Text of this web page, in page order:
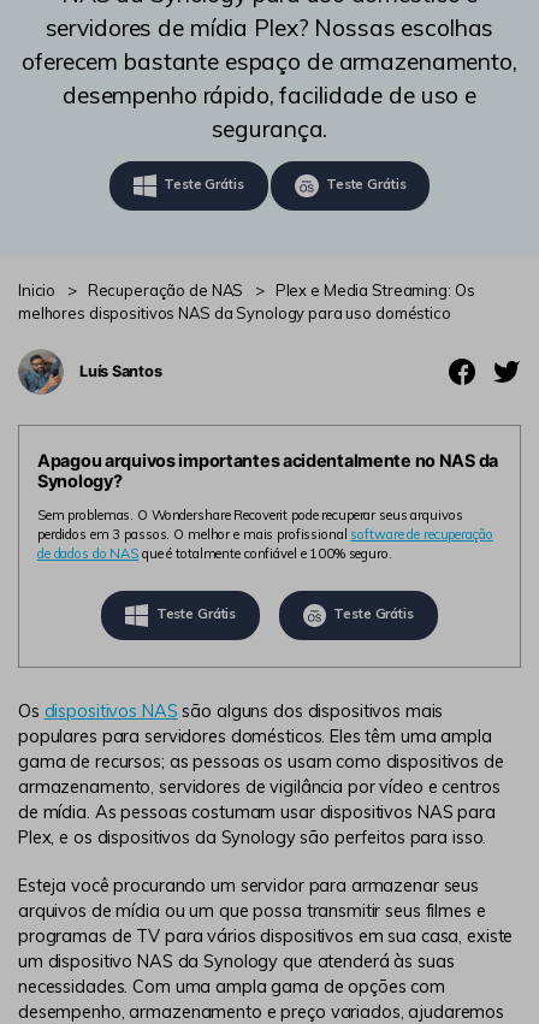
Recoverit Grátis
Recupere dados perdidos/excluídos gratuitamente
Teste Grátis
Outros Produtos
Repairit - Reparar Dados
UBackit - Backup de Dados
ENCONTRAR MAIS SOLUÇÕES
Teste Online
servidores de mídia Plex? Nossas escolhas
oferecem bastante espaço de armazenamento,
desempenho rápido, facilidade de uso e
segurança.
Teste Grátis Teste Grátis
Inicio > Recuperação de NAS >
Plex e Media Streaming: Os
melhores dispositivos NAS da Synology para uso doméstico
Luís Santos
Apagou arquivos importantes acidentalmente no NAS da
Synology?
Sem problemas. O Wondershare Recoverit pode recuperar seus arquivos
perdidos em 3 passos. O melhor e mais profissional software de recuperação
de dados do NAS que é totalmente confiável e 100% seguro.
Teste Grátis Teste Grátis
Os dispositivos NAS são alguns dos dispositivos mais
populares para servidores domésticos. Eles têm uma ampla
gama de recursos; as pessoas os usam como dispositivos de
armazenamento, servidores de vigilância por vídeo e centros
de mídia. As pessoas costumam usar dispositivos NAS para
Plex, e os dispositivos da Synology são perfeitos para isso.
Esteja você procurando um servidor para armazenar seus
arquivos de mídia ou um que possa transmitir seus filmes e
programas de TV para vários dispositivos em sua casa, existe
um dispositivo NAS da Synology que atenderá às suas
necessidades. Com uma ampla gama de opções com
desempenho, armazenamento e preço variados, ajudaremos